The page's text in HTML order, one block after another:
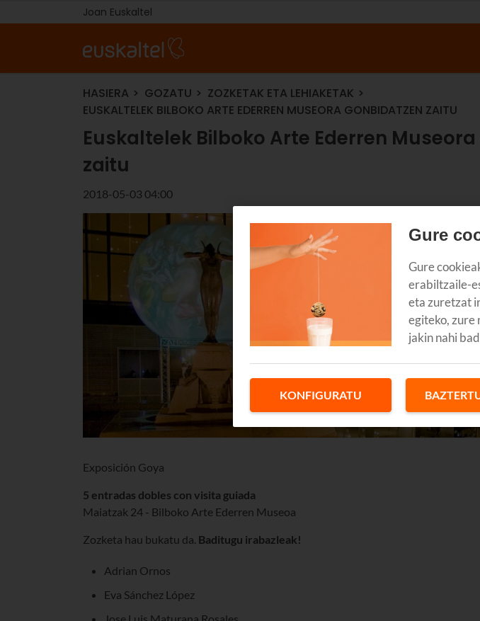
Joan Euskaltel
HASIERA GOZATU
ZOZKETAK ETA LEHIAKETAK
EUSKALTELEK BILBOKO ARTE EDERREN MUSEORA GONBIDATZEN ZAITU
Euskaltelek Bilboko Arte Ederren
zaitu
2018-05-03 04:00
Exposición Goya
5 entradas dobles con visita guiada
Maiatzak 24 - Bilboko Arte Ederren Museoa
Zozketa hau bukatu da. Baditugu irabazleak!
Adrian Ornos
Eva Sánchez López
Jose Luis Maturana Rosales
Gure
Gure
erabiltzaile-
eta zuretzat
egiteko, zure
jakin nahi
KONFIGURATU